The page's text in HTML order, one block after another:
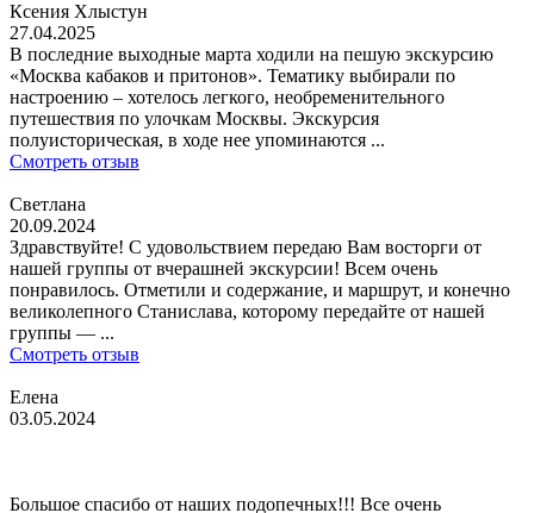
Ксения Хлыстун
27.04.2025
В последние выходные марта ходили на пешую экскурсию
«Москва кабаков и притонов». Тематику выбирали по
настроению – хотелось легкого, необременительного
путешествия по улочкам Москвы. Экскурсия
полуисторическая, в ходе нее упоминаются ...
Смотреть отзыв
Светлана
20.09.2024
Здравствуйте! С удовольствием передаю Вам восторги от
нашей группы от вчерашней экскурсии! Всем очень
понравилось. Отметили и содержание, и маршрут, и конечно
великолепного Станислава, которому передайте от нашей
группы — ...
Смотреть отзыв
Елена
03.05.2024
Большое спасибо от наших подопечных!!! Все очень